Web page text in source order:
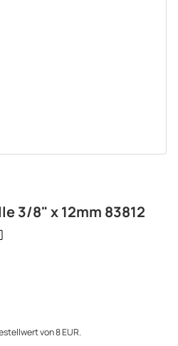
3/8" x 12mm 83812
von 8 EUR.